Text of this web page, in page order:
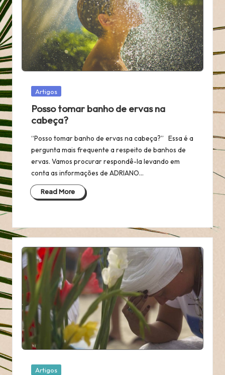
Posted
Artigos
Posso tomar banho de ervas na
cabeça?
“Posso tomar banho de ervas na cabeça?” Essa é a
pergunta mais frequente a respeito de banhos de
ervas. Vamos procurar respondê-la levando em
conta as informações de ADRIANO…
Read More
Posted
Artigos